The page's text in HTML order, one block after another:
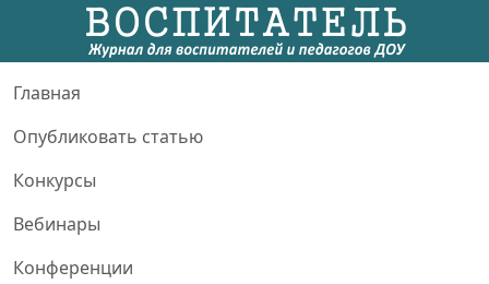
Главная
Опубликовать статью
Конкурсы
Вебинары
Конференции